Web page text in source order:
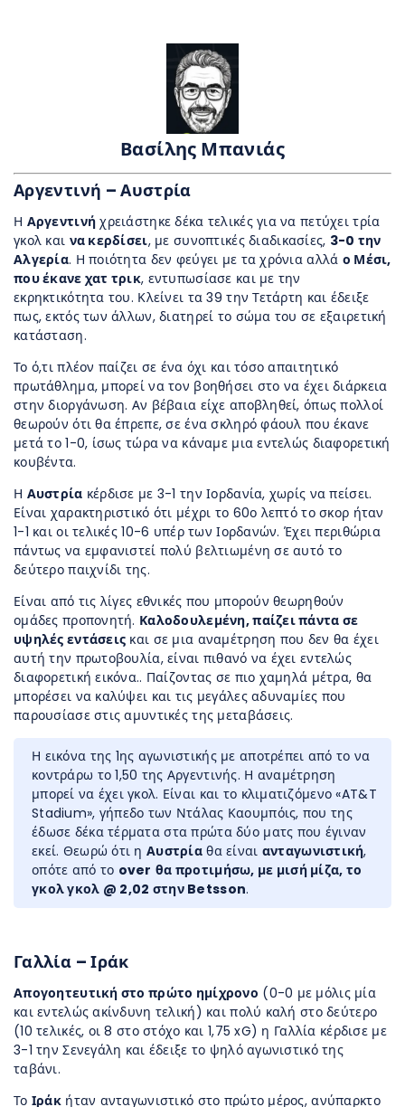
Βασίλης Μπανιάς
Αργεντινή – Αυστρία
Η Αργεντινή χρειάστηκε δέκα τελικές για να πετύχει τρία
γκολ και να κερδίσει, με συνοπτικές διαδικασίες, 3-0 την
Αλγερία. Η ποιότητα δεν φεύγει με τα χρόνια αλλά ο Μέσι,
που έκανε χατ τρικ, εντυπωσίασε και με την
εκρηκτικότητα του. Κλείνει τα 39 την Τετάρτη και έδειξε
πως, εκτός των άλλων, διατηρεί το σώμα του σε εξαιρετική
κατάσταση.
Το ό,τι πλέον παίζει σε ένα όχι και τόσο απαιτητικό
πρωτάθλημα, μπορεί να τον βοηθήσει στο να έχει διάρκεια
στην διοργάνωση. Αν βέβαια είχε αποβληθεί, όπως πολλοί
θεωρούν ότι θα έπρεπε, σε ένα σκληρό φάουλ που έκανε
μετά το 1-0, ίσως τώρα να κάναμε μια εντελώς διαφορετική
κουβέντα.
Η Αυστρία κέρδισε με 3-1 την Ιορδανία, χωρίς να πείσει.
Είναι χαρακτηριστικό ότι μέχρι το 60ο λεπτό το σκορ ήταν
1-1 και οι τελικές 10-6 υπέρ των Ιορδανών. Έχει περιθώρια
πάντως να εμφανιστεί πολύ βελτιωμένη σε αυτό το
δεύτερο παιχνίδι της.
Είναι από τις λίγες εθνικές που μπορούν θεωρηθούν
ομάδες προπονητή. Καλοδουλεμένη, παίζει πάντα σε
υψηλές εντάσεις και σε μια αναμέτρηση που δεν θα έχει
αυτή την πρωτοβουλία, είναι πιθανό να έχει εντελώς
διαφορετική εικόνα.. Παίζοντας σε πιο χαμηλά μέτρα, θα
μπορέσει να καλύψει και τις μεγάλες αδυναμίες που
παρουσίασε στις αμυντικές της μεταβάσεις.
Η εικόνα της 1ης αγωνιστικής με αποτρέπει από το να
κοντράρω το 1,50 της Αργεντινής. Η αναμέτρηση
μπορεί να έχει γκολ. Είναι και το κλιματιζόμενο «AT&T
Stadium», γήπεδο των Ντάλας Καουμπόις, που της
έδωσε δέκα τέρματα στα πρώτα δύο ματς που έγιναν
εκεί. Θεωρώ ότι ηΑυστρία θα είναι ανταγωνιστική,
οπότε από το over θα προτιμήσω, με μισή μίζα, το
γκολ γκολ @ 2,02 στην Betsson.
Γαλλία – Ιράκ
Απογοητευτική στο πρώτο ημίχρονο (0-0 με μόλις μία
και εντελώς ακίνδυνη τελική) και πολύ καλή στο δεύτερο
(10 τελικές, οι 8 στο στόχο και 1,75 xG) η Γαλλία κέρδισε με
3-1 την Σενεγάλη και έδειξε το ψηλό αγωνιστικό της
ταβάνι.
Το Ιράκήταν ανταγωνιστικό στο πρώτο μέρος, ανύπαρκτο